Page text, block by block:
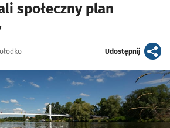
społeczny plan
Udostępnijartykuł